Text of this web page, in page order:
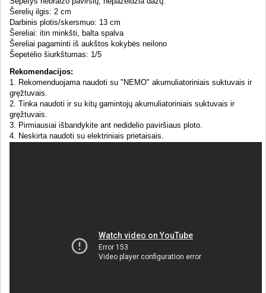
Šerelių ilgis: 2 cm
Darbinis plotis/skersmuo: 13 cm
Šereliai: itin minkšti, balta spalva
Šereliai pagaminti iš aukštos kokybės neilono
Šepetėlio šiurkštumas: 1/5
Rekomendacijos:
1. Rekomenduojama naudoti su "NEMO" akumuliatoriniais suktuvais ir
gręžtuvais.
2. Tinka naudoti ir su kitų gamintojų akumuliatoriniais suktuvais ir
gręžtuvais.
3. Pirmiausiai išbandykite ant nedidelio paviršiaus ploto.
4. Neskirta naudoti su elektriniais prietaisais.